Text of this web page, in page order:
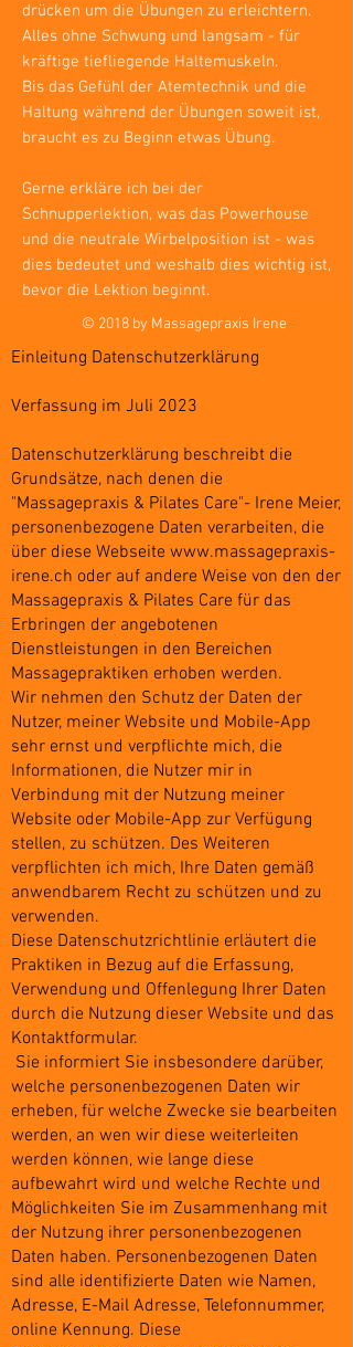
drücken um die Übungen zu erleichtern.
Alles ohne Schwung und langsam - für
kräftige tiefliegende Haltemuskeln.
Bis das Gefühl der Atemtechnik und die
Haltung während der Übungen soweit ist,
braucht es zu Beginn etwas Übung.
Gerne erkläre ich bei der
Schnupperlektion, was das Powerhouse
und die neutrale Wirbelposition ist - was
dies bedeutet und weshalb dies wichtig ist,
bevor die Lektion beginnt.
© 2018 by Massagepraxis Irene
Einleitung Datenschutzerklärung
Verfassung im Juli 2023
Datenschutzerklärung beschreibt die
Grundsätze, nach denen die
"Massagepraxis & Pilates Care"- Irene Meier,
personenbezogene Daten verarbeiten, die
über diese Webseite www.massagepraxis-
irene.ch oder auf andere Weise von den der
Massagepraxis & Pilates Care für das
Erbringen der angebotenen
Dienstleistungen in den Bereichen
Massagepraktiken erhoben werden.
Wir nehmen den Schutz der Daten der
Nutzer, meiner Website und Mobile-App
sehr ernst und verpflichte mich, die
Informationen, die Nutzer mir in
Verbindung mit der Nutzung meiner
Website oder Mobile-App zur Verfügung
stellen, zu schützen. Des Weiteren
verpflichten ich mich, Ihre Daten gemäß
anwendbarem Recht zu schützen und zu
verwenden.
Diese Datenschutzrichtlinie erläutert die
Praktiken in Bezug auf die Erfassung,
Verwendung und Offenlegung Ihrer Daten
durch die Nutzung dieser Website und das
Kontaktformular.
Sie informiert Sie insbesondere darüber,
welche personenbezogenen Daten wir
erheben, für welche Zwecke sie bearbeiten
werden, an wen wir diese weiterleiten
werden können, wie lange diese
aufbewahrt wird und welche Rechte und
Möglichkeiten Sie im Zusammenhang mit
der Nutzung ihrer personenbezogenen
Daten haben. Personenbezogenen Daten
sind alle identifizierte Daten wie Namen,
Adresse, E-Mail Adresse, Telefonnummer,
online Kennung. Diese